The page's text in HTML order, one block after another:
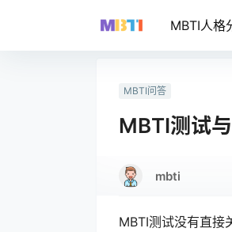
MBTI人格
MBTI问答
MBTI测试
mbti
MBTI测试没有直接